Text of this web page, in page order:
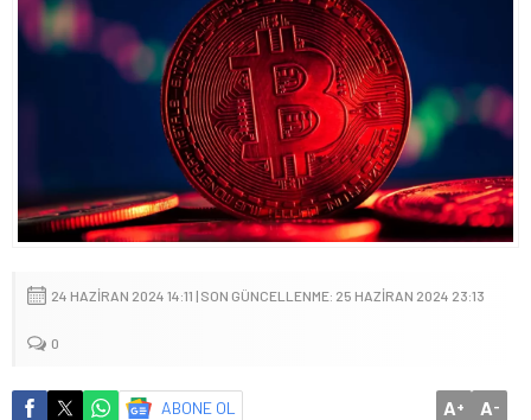
24 HAZIRAN 2024 14:11 | SON GÜNCELLENME: 25 HAZIRAN 2024 23:13
0
ABONE OL A+ A-